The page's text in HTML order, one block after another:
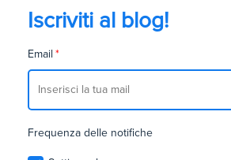
Iscriviti al blog!
Email *
Frequenza delle notifiche